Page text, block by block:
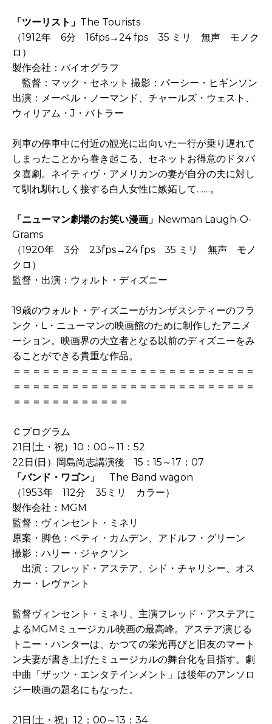
「ツーリスト」 The Tourists
（1912年 6分 16fps→24 fps 35 ミリ 無声 モノク
ロ）
製作会社：バイオグラフ
監督：マック・セネット 撮影：パーシー・ヒギンソン
出演：メーベル・ノーマンド、チャールズ・ウェスト、
ウィリアム・J・バトラー
列車の停車中に付近の観光に出向いた一行が乗り遅れて
しまったことから巻き起こる、セネットお得意のドタバ
タ喜劇。ネイティヴ・アメリカンの妻が自分の夫に対し
て馴れ馴れしく接する白人女性に嫉妬して……。
「ニューマン劇場のお笑い漫画」 Newman Laugh-O-
Grams
（1920年 3分 23fps→24 fps 35 ミリ 無声 モノ
クロ）
監督・出演：ウォルト・ディズニー
19歳のウォルト・ディズニーがカンザスシティーのフラ
ンク・L・ニューマンの映画館のために制作したアニメ
ーション。映画界の大立者となる以前のディズニーをみ
ることができる貴重な作品。
＝＝＝＝＝＝＝＝＝＝＝＝＝＝＝＝＝＝＝＝＝＝＝＝＝
＝＝＝＝＝＝＝＝＝＝＝＝＝＝＝＝＝＝＝＝＝＝＝＝＝
＝＝＝＝＝＝＝＝＝＝＝＝
Ｃプログラム
21日(土・祝）10：00～11：52
22日(日）岡島尚志講演後 15：15～17：07
「バンド・ワゴン」
The Band wagon
（1953年 112分 35ミリ カラー）
製作会社：MGM
監督：ヴィンセント・ミネリ
原案・脚色：ベティ・カムデン、アドルフ・グリーン
撮影：ハリー・ジャクソン
出演：フレッド・アステア、シド・チャリシー、オス
カー・レヴァント
監督ヴィンセント・ミネリ、主演フレッド・アステアに
よるMGMミュージカル映画の最高峰。アステア演じる
トニー・ハンターは、かつての栄光再びと旧友のマート
ン夫妻が書き上げたミュージカルの舞台化を目指す。劇
中曲「ザッツ・エンタテインメント」は後年のアンソロ
ジー映画の題名にもなった。
21日(土・祝）12：00～13：34